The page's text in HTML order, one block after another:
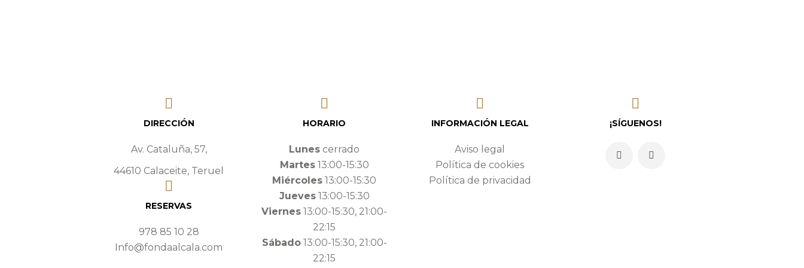
DIRECCIÓN
Av. Cataluña, 57,
44610 Calaceite, Teruel
RESERVAS
978 85 10 28
Info@fondaalcala.com
HORARIO
Lunes cerrado
Martes13:00-15:30
Miércoles 13:00-15:30
Jueves13:00-15:30
Viernes 13:00-15:30, 21:00-
22:15
Sábado13:00-15:30, 21:00-
22:15
INFORMACIÓN LEGAL
Aviso legal
Política de cookies
Política de privacidad
¡SÍGUENOS!